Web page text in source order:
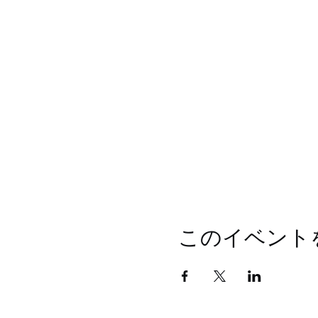
このイベント